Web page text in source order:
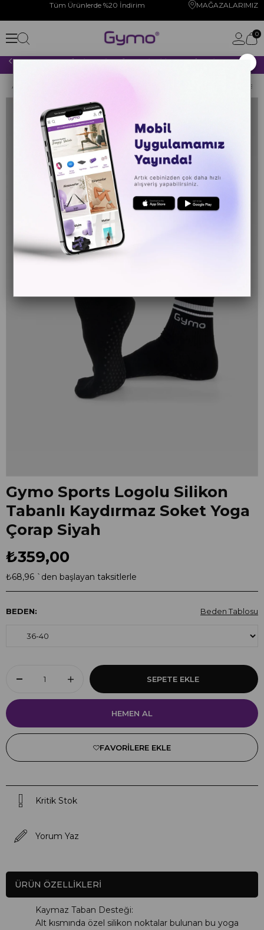
Tüm Ürünlerde %20 İndirim MAĞAZALARIMIZ
0
2000 TL VE ÜZERİ YAPACAĞINIZ TÜM ALIŞVERİŞLERİNİZDE KARGO ÜCRETSİZ!
Anasayfa Yoga
Gymo Sports Logolu Silikon
Tabanlı Kaydırmaz Soket Yoga
Çorap Siyah
₺359,00
₺68,96 `den başlayan taksitlerle
BEDEN: Beden Tablosu
FAVORILERE EKLE
Kritik Stok
Yorum Yaz
ÜRÜN ÖZELLIKLERI
Kaymaz Taban Desteği:
Alt kısmında özel silikon noktalar bulunan bu yoga